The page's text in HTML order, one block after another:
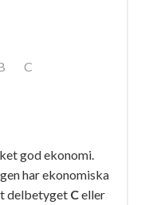
god ekonomi.
har ekonomiska
delbetyget Celler